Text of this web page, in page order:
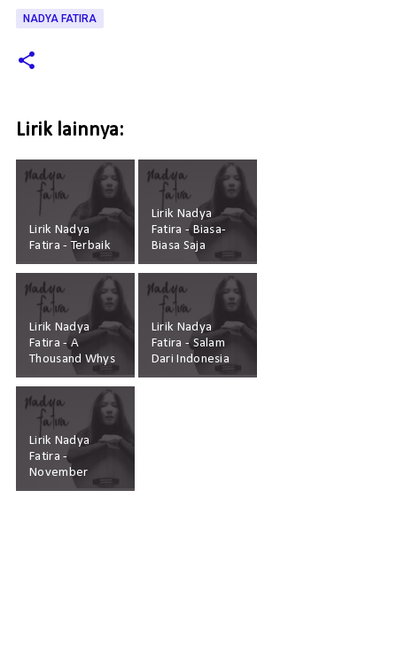
NADYA FATIRA
Lirik lainnya:
Lirik Nadya
Fatira - Terbaik
Lirik Nadya
Fatira - Biasa-
Biasa Saja
Lirik Nadya
Fatira - A
Thousand Whys
Lirik Nadya
Fatira - Salam
Dari Indonesia
Lirik Nadya
Fatira -
November